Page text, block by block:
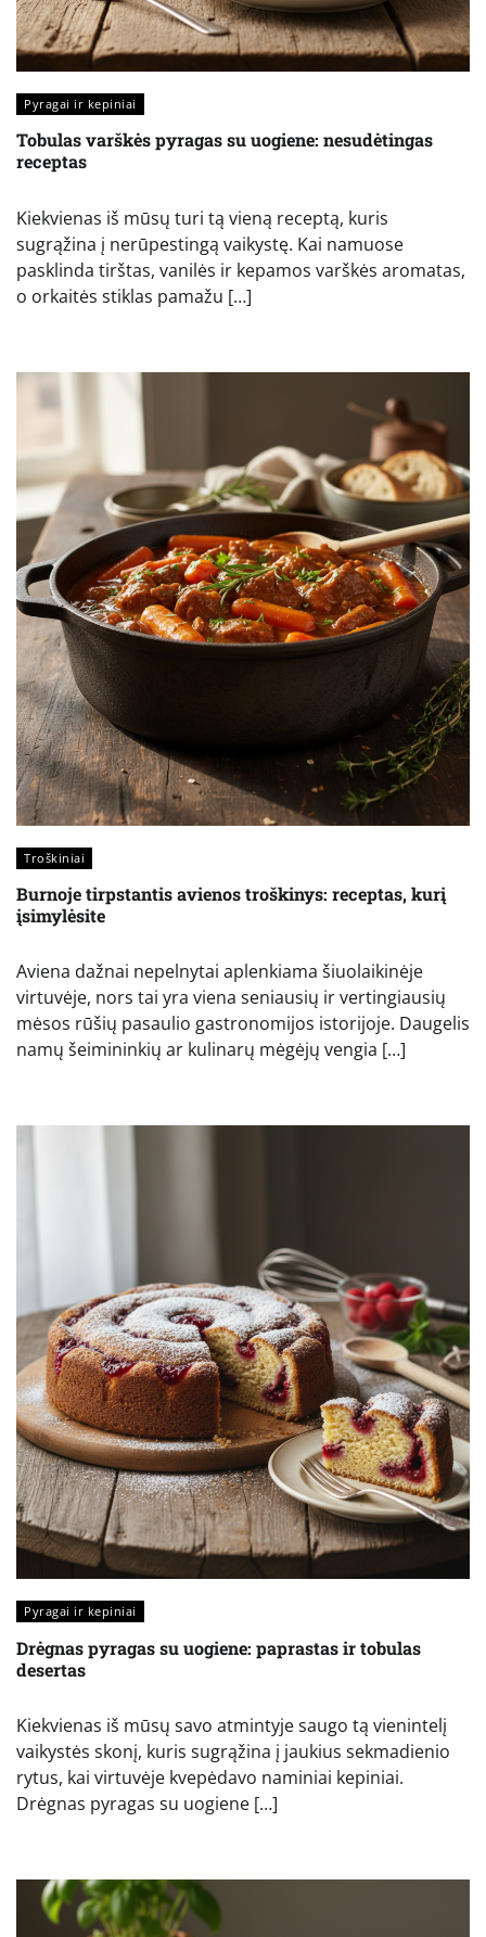
Pyragai ir kepiniai
Tobulas varškės pyragas su uogiene: nesudėtingas
receptas
Kiekvienas iš mūsų turi tą vieną receptą, kuris
sugrąžina į nerūpestingą vaikystę. Kai namuose
pasklinda tirštas, vanilės ir kepamos varškės aromatas,
o orkaitės stiklas pamažu […]
Troškiniai
Burnoje tirpstantis avienos troškinys: receptas, kurį
įsimylėsite
Aviena dažnai nepelnytai aplenkiama šiuolaikinėje
virtuvėje, nors tai yra viena seniausių ir vertingiausių
mėsos rūšių pasaulio gastronomijos istorijoje. Daugelis
namų šeimininkių ar kulinarų mėgėjų vengia […]
Pyragai ir kepiniai
Drėgnas pyragas su uogiene: paprastas ir tobulas
desertas
Kiekvienas iš mūsų savo atmintyje saugo tą vienintelį
vaikystės skonį, kuris sugrąžina į jaukius sekmadienio
rytus, kai virtuvėje kvepėdavo naminiai kepiniai.
Drėgnas pyragas su uogiene […]